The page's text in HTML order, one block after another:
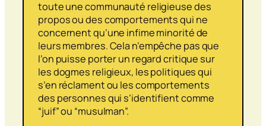
toute une communauté religieuse des
propos ou des comportements qui ne
concernent qu’une infime minorité de
leurs membres. Cela n’empêche pas que
l’on puisse porter un regard critique sur
les dogmes religieux, les politiques qui
s’en réclament ou les comportements
des personnes qui s’identifient comme
“juif” ou “musulman”.